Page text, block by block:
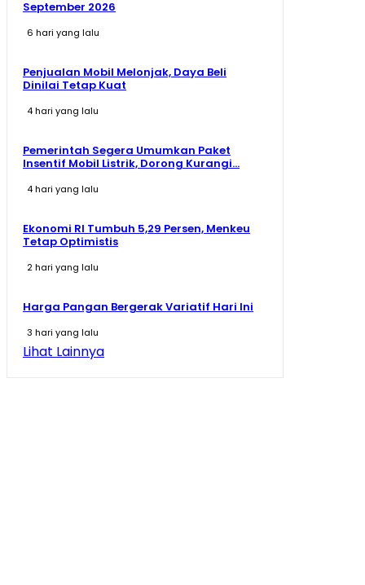
September 2026
6 hari yang lalu
Penjualan Mobil Melonjak, Daya Beli
Dinilai Tetap Kuat
4 hari yang lalu
Pemerintah Segera Umumkan Paket
Insentif Mobil Listrik, Dorong Kurangi...
4 hari yang lalu
Ekonomi RI Tumbuh 5,29 Persen, Menkeu
Tetap Optimistis
2 hari yang lalu
Harga Pangan Bergerak Variatif Hari Ini
3 hari yang lalu
Lihat Lainnya